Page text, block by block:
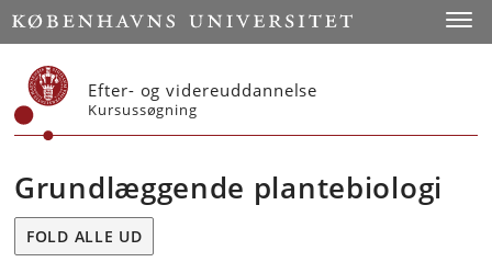
Start
Efter- og videreuddannelse
Kursussøgning
Grundlæggende plantebiologi
FOLD ALLE UD